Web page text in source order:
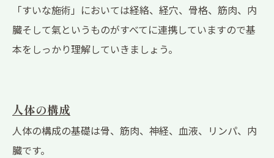
「すいな施術」においては経絡、経穴、骨格、筋肉、内
臓そして氣というものがすべてに連携していますので基
本をしっかり理解していきましょう。
人体の構成
人体の構成の基礎は骨、筋肉、神経、血液、リンパ、内
臓です。